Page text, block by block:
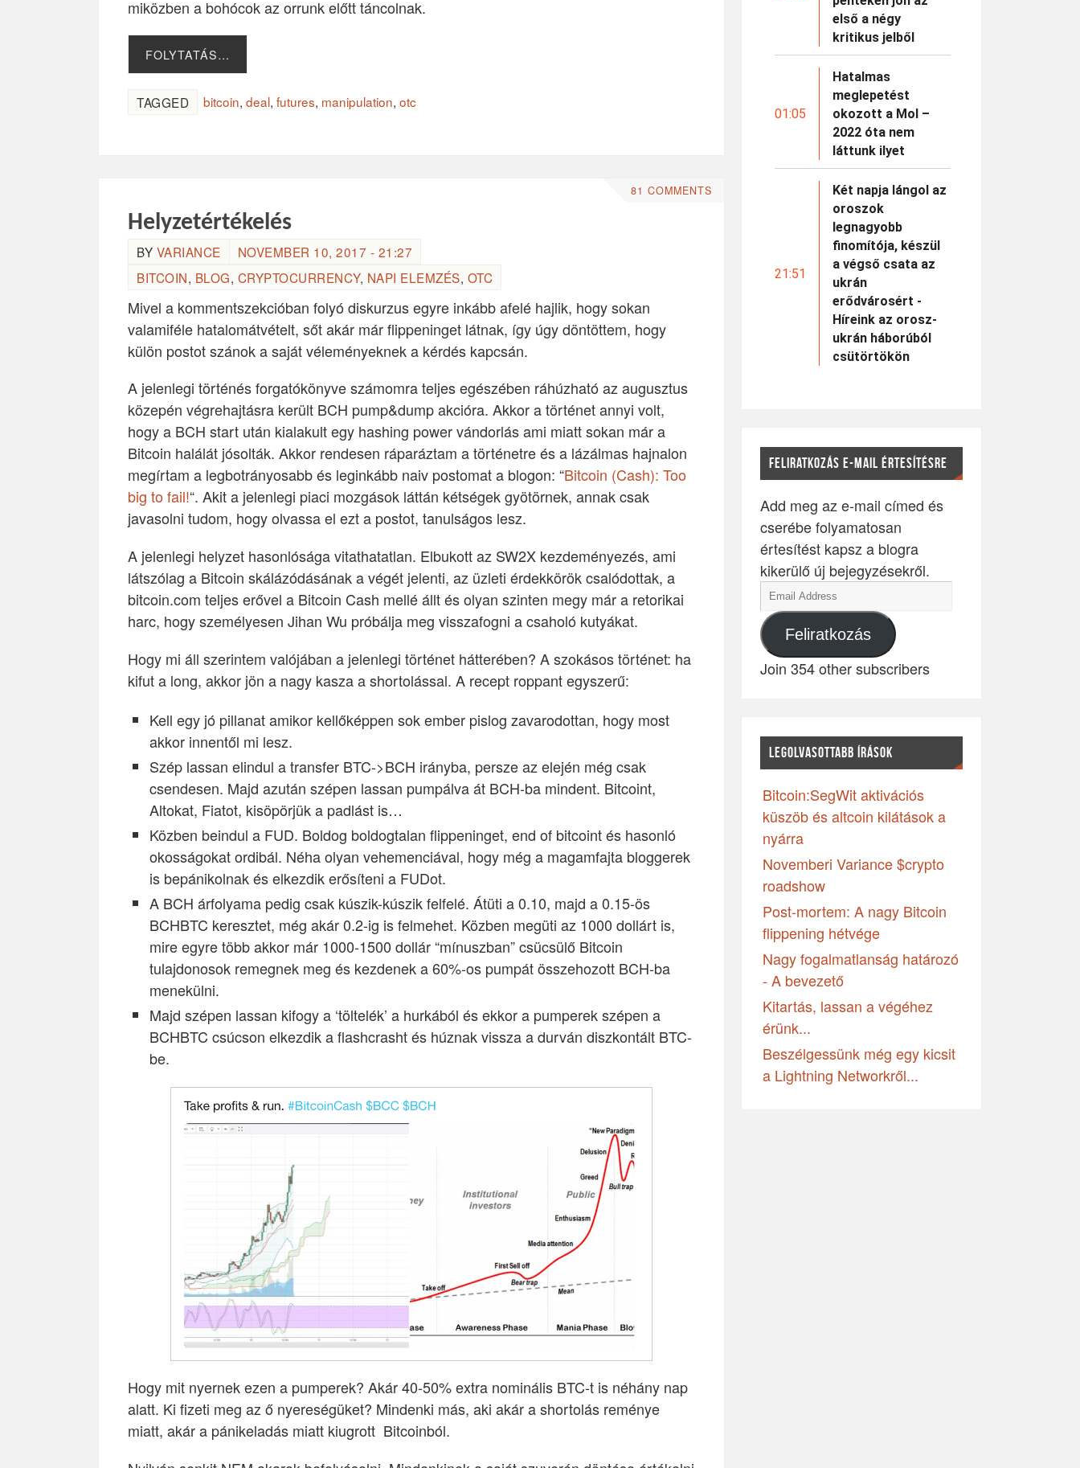
miközben a bohócok az orrunk előtt táncolnak.
FOLYTATÁS…
TAGGED bitcoin, deal, futures, manipulation, otc
81 COMMENTS
Helyzetértékelés
BY VARIANCE
NOVEMBER 10, 2017 - 21:27
BITCOIN, BLOG, CRYPTOCURRENCY, NAPI ELEMZÉS, OTC
Mivel a kommentszekcióban folyó diskurzus egyre inkább afelé hajlik, hogy sokan
valamiféle hatalomátvételt, sőt akár már flippeninget látnak, így úgy döntöttem, hogy
külön postot szánok a saját véleményeknek a kérdés kapcsán.
A jelenlegi történés forgatókönyve számomra teljes egészében ráhúzható az augusztus
közepén végrehajtásra került BCH pump&dump akcióra. Akkor a történet annyi volt,
hogy a BCH start után kialakult egy hashing power vándorlás ami miatt sokan már a
Bitcoin halálát jósolták. Akkor rendesen ráparáztam a történetre és a lázálmas hajnalon
megírtam a legbotrányosabb és leginkább naiv postomat a blogon: “Bitcoin (Cash): Too
big to fail!“. Akit a jelenlegi piaci mozgások láttán kétségek gyötörnek, annak csak
javasolni tudom, hogy olvassa el ezt a postot, tanulságos lesz.
A jelenlegi helyzet hasonlósága vitathatatlan. Elbukott az SW2X kezdeményezés, ami
látszólag a Bitcoin skálázódásának a végét jelenti, az üzleti érdekkörök csalódottak, a
bitcoin.com teljes erővel a Bitcoin Cash mellé állt és olyan szinten megy már a retorikai
harc, hogy személyesen Jihan Wu próbálja meg visszafogni a csaholó kutyákat.
Hogy mi áll szerintem valójában a jelenlegi történet hátterében? A szokásos történet: ha
kifut a long, akkor jön a nagy kasza a shortolással. A recept roppant egyszerű:
Kell egy jó pillanat amikor kellőképpen sok ember pislog zavarodottan, hogy most
akkor innentől mi lesz.
Szép lassan elindul a transfer BTC->BCH irányba, persze az elején még csak
csendesen. Majd azután szépen lassan pumpálva át BCH-ba mindent. Bitcoint,
Altokat, Fiatot, kisöpörjük a padlást is…
Közben beindul a FUD. Boldog boldogtalan flippeninget, end of bitcoint és hasonló
okosságokat ordibál. Néha olyan vehemenciával, hogy még a magamfajta bloggerek
is bepánikolnak és elkezdik erősíteni a FUDot.
A BCH árfolyama pedig csak kúszik-kúszik felfelé. Átüti a 0.10, majd a 0.15-ös
BCHBTC keresztet, még akár 0.2-ig is felmehet. Közben megüti az 1000 dollárt is,
mire egyre több akkor már 1000-1500 dollár “mínuszban” csücsülő Bitcoin
tulajdonosok remegnek meg és kezdenek a 60%-os pumpát összehozott BCH-ba
menekülni.
Majd szépen lassan kifogy a ‘töltelék’ a hurkából és ekkor a pumperek szépen a
BCHBTC csúcson elkezdik a flashcrasht és húznak vissza a durván diszkontált BTC-
be.
Hogy mit nyernek ezen a pumperek? Akár 40-50% extra nominális BTC-t is néhány nap
alatt. Ki fizeti meg az ő nyereségüket? Mindenki más, aki akár a shortolás reménye
miatt, akár a pánikeladás miatt kiugrott Bitcoinból.
első a négy
kritikus jelből
01:05
Hatalmas
meglepetést
okozott a Mol –
2022 óta nem
láttunk ilyet
21:51
Két napja lángol az
oroszok
legnagyobb
finomítója, készül
a végső csata az
ukrán
erődvárosért -
Híreink az orosz-
ukrán háborúból
csütörtökön
FELIRATKOZÁS E-MAIL ÉRTESÍTÉSRE
Add meg az e-mail címed és
cserébe folyamatosan
értesítést kapsz a blogra
kikerülő új bejegyzésekről.
Feliratkozás
Join 354 other subscribers
LEGOLVASOTTABB ÍRÁSOK
Bitcoin:SegWit aktivációs
küszöb és altcoin kilátások a
nyárra
Novemberi Variance $crypto
roadshow
Post-mortem: A nagy Bitcoin
flippening hétvége
Nagy fogalmatlanság határozó
- A bevezető
Kitartás, lassan a végéhez
érünk...
Beszélgessünk még egy kicsit
a Lightning Networkről...